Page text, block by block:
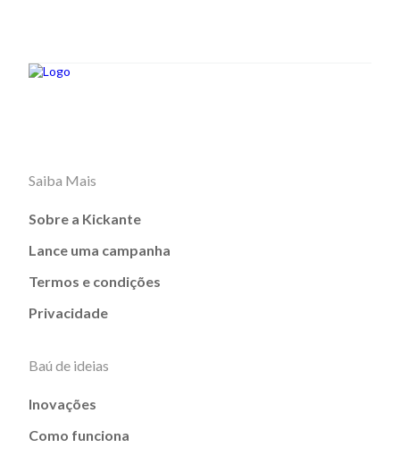
Saiba Mais
Sobre a Kickante
Lance uma campanha
Termos e condições
Privacidade
Baú de ideias
Inovações
Como funciona